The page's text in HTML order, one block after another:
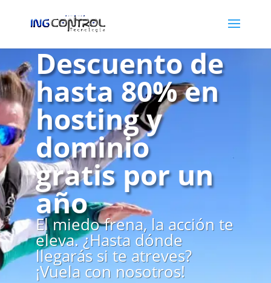
Descuento de
hasta 80% en
hosting y
dominio
gratis por un
año
El miedo frena, la acción te
eleva. ¿Hasta dónde
llegarás si te atreves?
¡Vuela con nosotros!